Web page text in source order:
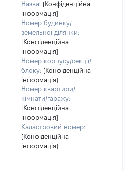
Назва: [Конфіденційна
інформація]
Номер будинку/
земельної ділянки:
[Конфіденційна
інформація]
Номер корпусу/секції/
блоку: [Конфіденційна
інформація]
Номер квартири/
кімнати/гаражу:
[Конфіденційна
інформація]
Кадастровий номер:
[Конфіденційна
інформація]